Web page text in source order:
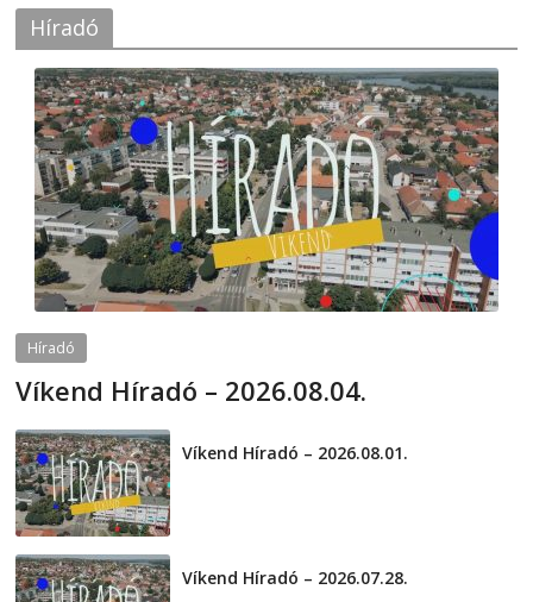
Híradó
Híradó
Víkend Híradó – 2026.08.04.
Víkend Híradó – 2026.08.01.
Víkend Híradó – 2026.07.28.